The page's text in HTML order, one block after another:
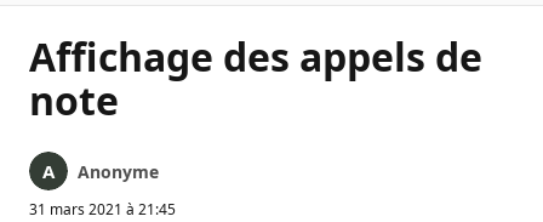
Affichage des appels de
note
Anonyme
31 mars 2021 à 21:45